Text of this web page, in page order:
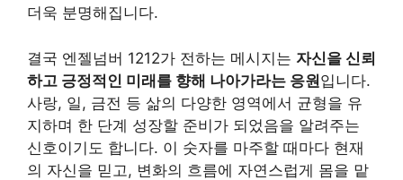
더욱 분명해집니다.
결국 엔젤넘버 1212가 전하는 메시지는 자신을 신뢰
하고 긍정적인 미래를 향해 나아가라는 응원입니다.
사랑, 일, 금전 등 삶의 다양한 영역에서 균형을 유
지하며 한 단계 성장할 준비가 되었음을 알려주는
신호이기도 합니다. 이 숫자를 마주할 때마다 현재
의 자신을 믿고, 변화의 흐름에 자연스럽게 몸을 맡